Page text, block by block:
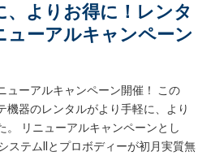
、よりお得に！レンタ
ューアルキャンペーン
ューアルキャンペーン開催！ この
機器のレンタルがより手軽に、より
。 リニューアルキャンペーンとし
ステムIIとプロボディーが初月実質無